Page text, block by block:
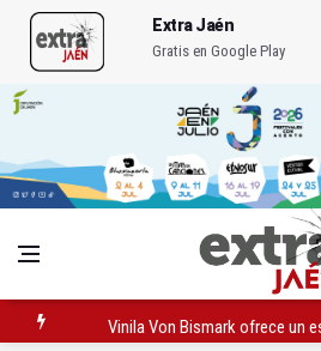
Extra Jaén
Gratis en Google Play
Vinila Von Bismark ofrece un